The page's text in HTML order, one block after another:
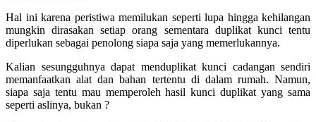
Hal ini karena peristiwa memilukan seperti lupa hingga kehilangan
mungkin dirasakan setiap orang sementara duplikat kunci tentu
diperlukan sebagai penolong siapa saja yang memerlukannya.
Kalian sesungguhnya dapat menduplikat kunci cadangan sendiri
memanfaatkan alat dan bahan tertentu di dalam rumah. Namun,
siapa saja tentu mau memperoleh hasil kunci duplikat yang sama
seperti aslinya, bukan ?